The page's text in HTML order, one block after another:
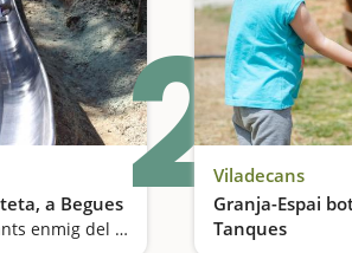
a Begues
Tobogans gegants enmig del bosc2Viladecans
Granja-Espai
Tanques